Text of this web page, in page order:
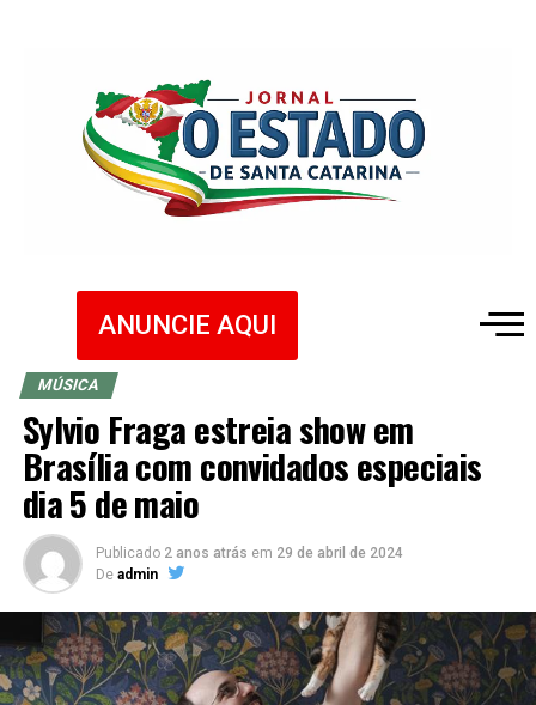
ANUNCIE AQUI
MÚSICA
Sylvio Fraga estreia show em
Brasília com convidados especiais
dia 5 de maio
Publicado 2 anos atrás em 29 de abril de 2024
De admin